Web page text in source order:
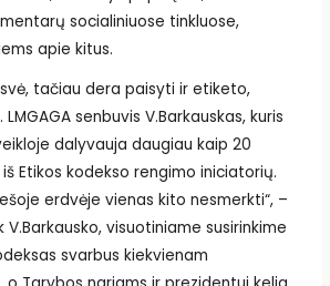
socialiniuose tinkluose,
apie kitus.
tačiau dera paisyti ir etiketo,
senbuvis V.Barkauskas, kuris
dalyvauja daugiau kaip 20
Etikos kodekso rengimo iniciatorių.
erdvėje vienas kito nesmerkti“, –
V.Barkausko, visuotiniame susirinkime
svarbus kiekvienam